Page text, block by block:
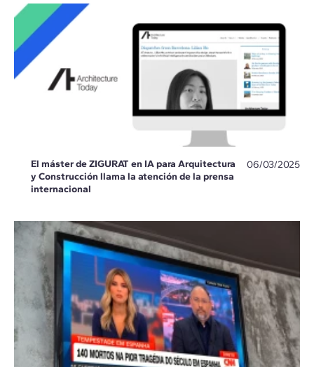
El máster de ZIGURAT en IA para Arquitectura
y Construcción llama la atención de la prensa
internacional
06/03/2025